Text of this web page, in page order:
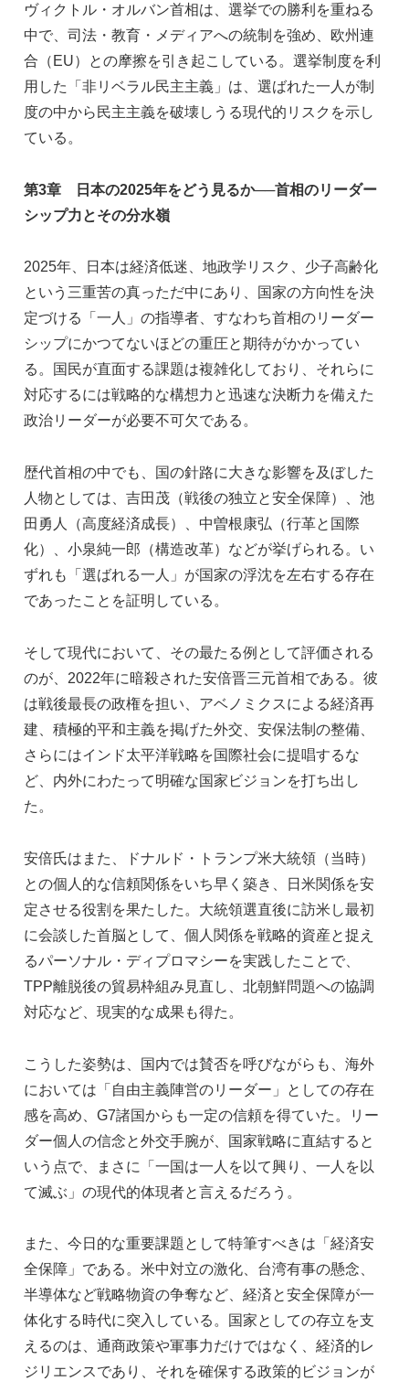
ヴィクトル・オルバン首相は、選挙での勝利を重ねる
中で、司法・教育・メディアへの統制を強め、欧州連
合（EU）との摩擦を引き起こしている。選挙制度を利
用した「非リベラル民主主義」は、選ばれた一人が制
度の中から民主主義を破壊しうる現代的リスクを示し
ている。
第3章 日本の2025年をどう見るか──首相のリーダー
シップ力とその分水嶺
2025年、日本は経済低迷、地政学リスク、少子高齢化
という三重苦の真っただ中にあり、国家の方向性を決
定づける「一人」の指導者、すなわち首相のリーダー
シップにかつてないほどの重圧と期待がかかってい
る。国民が直面する課題は複雑化しており、それらに
対応するには戦略的な構想力と迅速な決断力を備えた
政治リーダーが必要不可欠である。
歴代首相の中でも、国の針路に大きな影響を及ぼした
人物としては、吉田茂（戦後の独立と安全保障）、池
田勇人（高度経済成長）、中曽根康弘（行革と国際
化）、小泉純一郎（構造改革）などが挙げられる。い
ずれも「選ばれる一人」が国家の浮沈を左右する存在
であったことを証明している。
そして現代において、その最たる例として評価される
のが、2022年に暗殺された安倍晋三元首相である。彼
は戦後最長の政権を担い、アベノミクスによる経済再
建、積極的平和主義を掲げた外交、安保法制の整備、
さらにはインド太平洋戦略を国際社会に提唱するな
ど、内外にわたって明確な国家ビジョンを打ち出し
た。
安倍氏はまた、ドナルド・トランプ米大統領（当時）
との個人的な信頼関係をいち早く築き、日米関係を安
定させる役割を果たした。大統領選直後に訪米し最初
に会談した首脳として、個人関係を戦略的資産と捉え
るパーソナル・ディプロマシーを実践したことで、
TPP離脱後の貿易枠組み見直し、北朝鮮問題への協調
対応など、現実的な成果も得た。
こうした姿勢は、国内では賛否を呼びながらも、海外
においては「自由主義陣営のリーダー」としての存在
感を高め、G7諸国からも一定の信頼を得ていた。リー
ダー個人の信念と外交手腕が、国家戦略に直結すると
いう点で、まさに「一国は一人を以て興り、一人を以
て滅ぶ」の現代的体現者と言えるだろう。
また、今日的な重要課題として特筆すべきは「経済安
全保障」である。米中対立の激化、台湾有事の懸念、
半導体など戦略物資の争奪など、経済と安全保障が一
体化する時代に突入している。国家としての存立を支
えるのは、通商政策や軍事力だけではなく、経済的レ
ジリエンスであり、それを確保する政策的ビジョンが